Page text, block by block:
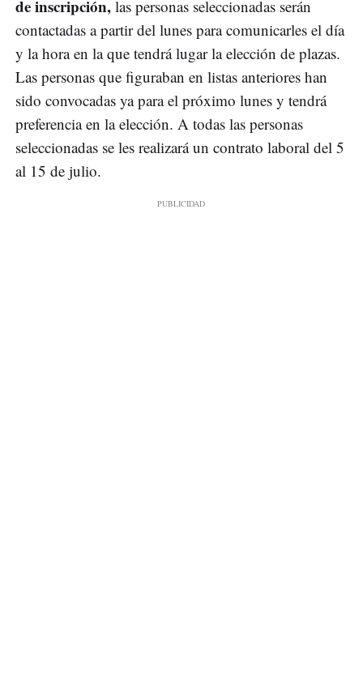
de inscripción, las personas seleccionadas serán
contactadas a partir del lunes para comunicarles el día
y la hora en la que tendrá lugar la elección de plazas.
Las personas que figuraban en listas anteriores han
sido convocadas ya para el próximo lunes y tendrá
preferencia en la elección. A todas las personas
seleccionadas se les realizará un contrato laboral del 5
al 15 de julio.